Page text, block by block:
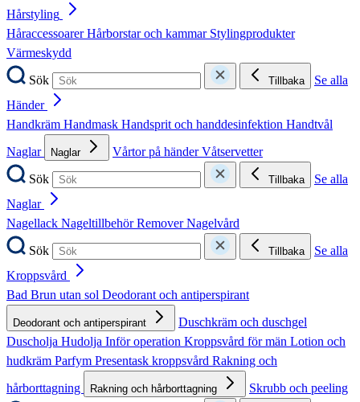
Hårstyling
HåraccessoarerHårborstar och kammar Stylingprodukter
Värmeskydd
Sök
Tillbaka
Se alla
Händer
Handkräm Handmask Handsprit och handdesinfektion Handtvål
Naglar
Naglar Vårtor på händerVåtservetter
Sök
Tillbaka
Se alla
Naglar
Nagellack NageltillbehörRemoverNagelvård
Sök
Tillbaka
Se alla
Kroppsvård
Bad Brun utan sol Deodorant och antiperspirant
Deodorant och antiperspirant
Duschkräm och duschgel
Duscholja Hudolja Inför operation Kroppsvård för män Lotion och
hudkräm Parfym Presentask kroppsvård Rakning och
hårborttagning
Rakning och hårborttagning
Skrubb och peeling